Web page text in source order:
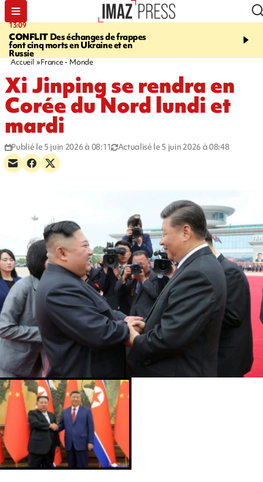
13:09
CONFLIT Des échanges de frappes
font cinq morts en Ukraine et en
Russie
17:14
Quatre
européennes pour les
Accueil France - Monde
Xi Jinping se rendra en
Corée du Nord lundi et
mardi
Publié le 5 juin 2026 à 08:11 Actualisé le 5 juin 2026 à 08:48